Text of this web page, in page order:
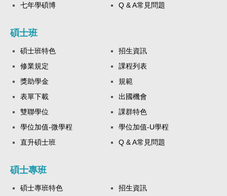
七年學碩博
Q & A常見問題
碩士班
碩士班特色
招生資訊
修業規定
課程列表
獎助學金
規範
表單下載
出國機會
雙聯學位
課群特色
學位加值-微學程
學位加值-U學程
直升碩士班
Q & A常見問題
碩士專班
碩士專班特色
招生資訊